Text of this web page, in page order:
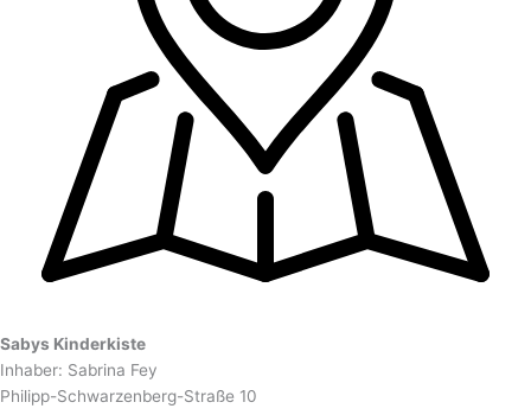
Sabys Kinderkiste
Inhaber: Sabrina Fey
Philipp-Schwarzenberg-Straße 10